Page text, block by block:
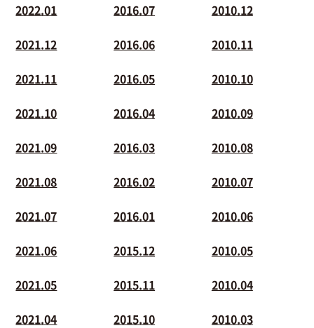
2022.01
2021.12
2021.11
2021.10
2021.09
2021.08
2021.07
2021.06
2021.05
2021.04
2016.07
2016.06
2016.05
2016.04
2016.03
2016.02
2016.01
2015.12
2015.11
2015.10
2010.12
2010.11
2010.10
2010.09
2010.08
2010.07
2010.06
2010.05
2010.04
2010.03